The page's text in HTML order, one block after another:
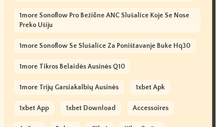
1more Sonoflow Pro Bežične ANC Slušalice Koje Se Nose
Preko Ušiju
1more Sonoflow Se Slušalice Za Poništavanje Buke Hq30
1more Tikros Belaidės Ausinės Q10
1more Trijų Garsiakalbių Ausinės 1xbet Apk
1xbet App 1xbet Download Accessoires